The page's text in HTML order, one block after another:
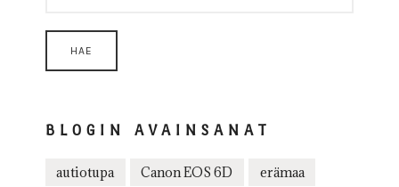
BLOGIN AVAINSANAT
autiotupa Canon EOS 6D erämaa